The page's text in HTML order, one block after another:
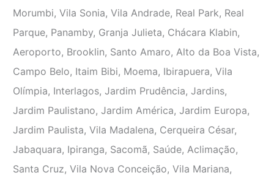
Morumbi, Vila Sonia, Vila Andrade, Real Park, Real
Parque, Panamby, Granja Julieta, Chácara Klabin,
Aeroporto, Brooklin, Santo Amaro, Alto da Boa Vista,
Campo Belo, Itaim Bibi, Moema, Ibirapuera, Vila
Olímpia, Interlagos, Jardim Prudência, Jardins,
Jardim Paulistano, Jardim América, Jardim Europa,
Jardim Paulista, Vila Madalena, Cerqueira César,
Jabaquara, Ipiranga, Sacomã, Saúde, Aclimação,
Santa Cruz, Vila Nova Conceição, Vila Mariana,